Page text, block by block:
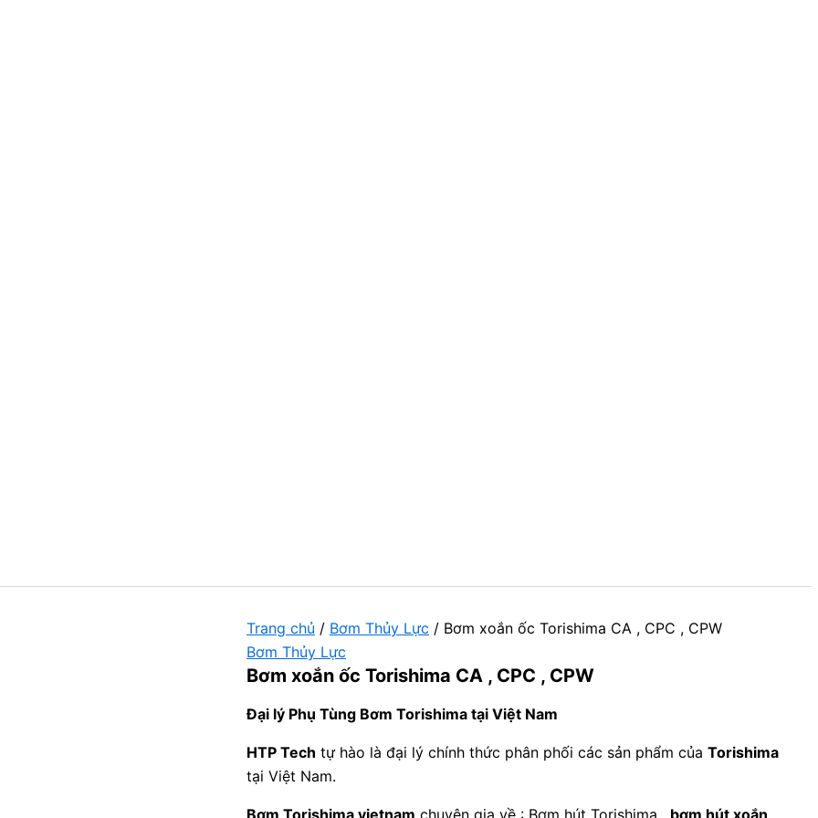
Trang chủ / Bơm Thủy Lực / Bơm xoắn ốc Torishima CA , CPC , CPW
Bơm Thủy Lực
Bơm xoắn ốc Torishima CA , CPC , CPW
Đại lý Phụ Tùng Bơm Torishima tại Việt Nam
HTP Tech tự hào là đại lý chính thức phân phối các sản phẩm của Torishima
tại Việt Nam.
Bơm Torishima vietnam chuyên gia về : Bơm hút Torishima , bơm hút xoắn